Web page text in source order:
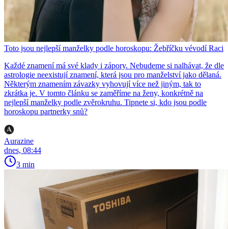
Toto jsou nejlepší manželky podle horoskopu: Žebříčku vévodí Raci
Každé znamení má své klady i zápory. Nebudeme si nalhávat, že dle
astrologie neexistují znamení, která jsou pro manželství jako dělaná.
Některým znamením závazky vyhovují více než jiným, tak to
zkrátka je. V tomto článku se zaměříme na ženy, konkrétně na
nejlepší manželky podle zvěrokruhu. Tipnete si, kdo jsou podle
horoskopu partnerky snů?
Aurazine
dnes, 08:44
3 min